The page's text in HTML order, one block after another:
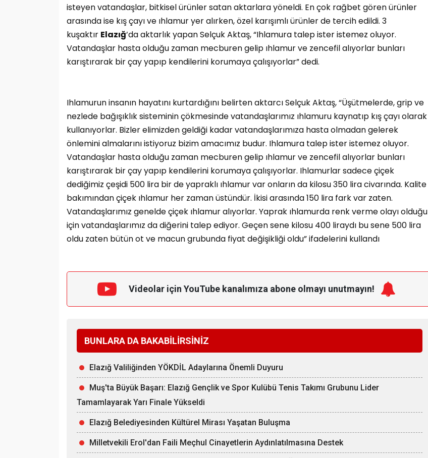
isteyen vatandaşlar, bitkisel ürünler satan aktarlara yöneldi. En çok rağbet gören ürünler
arasında ise kış çayı ve ıhlamur yer alırken, özel karışımlı ürünler de tercih edildi. 3
kuşaktır Elazığ’da aktarlık yapan Selçuk Aktaş, “Ihlamura talep ister istemez oluyor.
Vatandaşlar hasta olduğu zaman mecburen gelip ıhlamur ve zencefil alıyorlar bunları
karıştırarak bir çay yapıp kendilerini korumaya çalışıyorlar” dedi.
Ihlamurun insanın hayatını kurtardığını belirten aktarcı Selçuk Aktaş, “Üşütmelerde, grip ve
nezlede bağışıklık sisteminin çökmesinde vatandaşlarımız ıhlamuru kaynatıp kış çayı olarak
kullanıyorlar. Bizler elimizden geldiği kadar vatandaşlarımıza hasta olmadan gelerek
önlemini almalarını istiyoruz bizim amacımız budur. Ihlamura talep ister istemez oluyor.
Vatandaşlar hasta olduğu zaman mecburen gelip ıhlamur ve zencefil alıyorlar bunları
karıştırarak bir çay yapıp kendilerini korumaya çalışıyorlar. Ihlamurlar sadece çiçek
dediğimiz çeşidi 500 lira bir de yapraklı ıhlamur var onların da kilosu 350 lira civarında. Kalite
bakımından çiçek ıhlamur her zaman üstündür. İkisi arasında 150 lira fark var zaten.
Vatandaşlarımız genelde çiçek ıhlamur alıyorlar. Yaprak ıhlamurda renk verme olayı olduğu
için vatandaşlarımız da diğerini talep ediyor. Geçen sene kilosu 400 liraydı bu sene 500 lira
oldu zaten bütün ot ve macun grubunda fiyat değişikliği oldu” ifadelerini kullandı
Videolar için YouTube kanalımıza abone olmayı unutmayın!
BUNLARA DA BAKABİLİRSİNİZ
Elazığ Valiliğinden YÖKDİL Adaylarına Önemli Duyuru
Muş'ta Büyük Başarı: Elazığ Gençlik ve Spor Kulübü Tenis Takımı Grubunu Lider
Tamamlayarak Yarı Finale Yükseldi
Elazığ Belediyesinden Kültürel Mirası Yaşatan Buluşma
Milletvekili Erol'dan Faili Meçhul Cinayetlerin Aydınlatılmasına Destek